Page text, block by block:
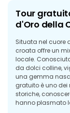
Tour
d'Oro della
Situata nel cuore
croata offre un
locale.
da dolci colline,
una gemma
gratuito è uno dei
storiche,
hanno plasmato